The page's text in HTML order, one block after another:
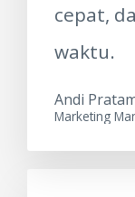
cepat,
waktu.
Andi
Marketing